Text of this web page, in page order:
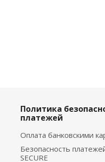
Политика
платежей
Оплата банковскими
Безопасность
SECURE